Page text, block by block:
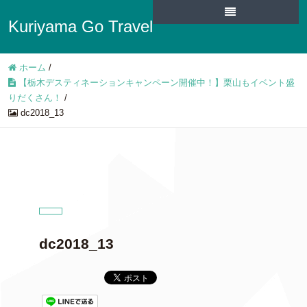
Kuriyama Go Travel
ホーム /
【栃木デスティネーションキャンペーン開催中！】栗山もイベント盛
りだくさん！ /
dc2018_13
dc2018_13